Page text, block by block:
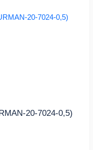
20-7024-0,5)